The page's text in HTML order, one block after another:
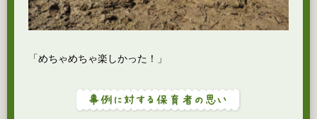
「めちゃめちゃ楽しかった！」